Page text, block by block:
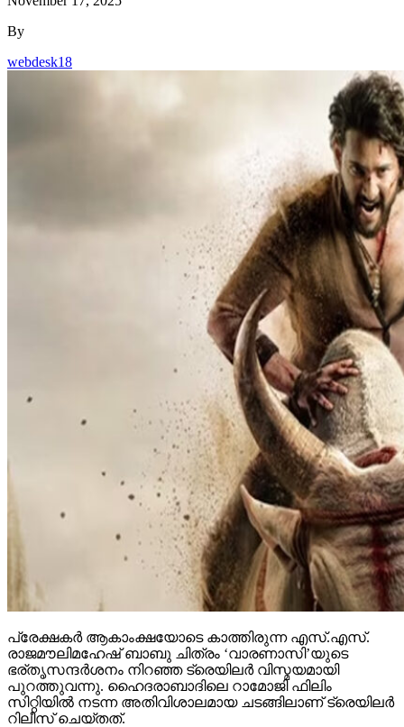
By
webdesk18
പ്രേക്ഷകര്‍ ആകാംക്ഷയോടെ കാത്തിരുന്ന എസ്.എസ്.
രാജമൗലിമഹേഷ് ബാബു ചിത്രം ‘വാരണാസി’യുടെ
ഭര്തൃസന്ദര്‍ശനം നിറഞ്ഞ ട്രെയിലര്‍ വിസ്മയമായി
പുറത്തുവന്നു. ഹൈദരാബാദിലെ റാമോജി ഫിലിം
സിറ്റിയില്‍ നടന്ന അതിവിശാലമായ ചടങ്ങിലാണ് ട്രെയിലര്‍
റിലീസ് ചെയ്തത്.